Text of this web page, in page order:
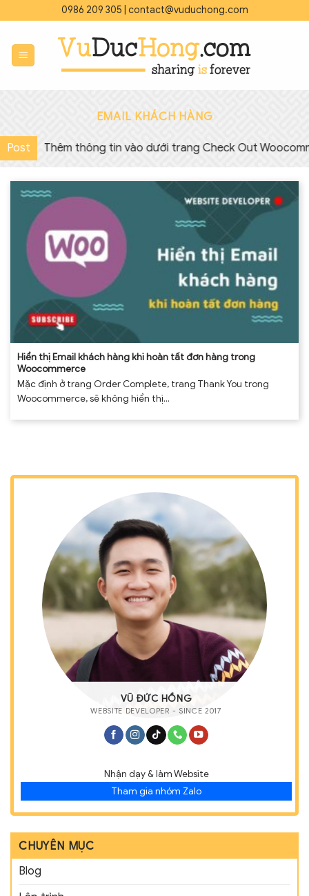
qua
nội
dung
0986 209 305 contact@vuduchong.com
EMAIL KHÁCH HÀNG
Post
◇ Thêm thông tin vào dưới trang Check Out
Hiển thị Email khách hàng khi hoàn tất đơn hàng trong
Woocommerce
Mặc định ở trang Order Complete, trang Thank You trong
Woocommerce, sẽ không hiển thị...
VŨ ĐỨC HỒNG
WEBSITE DEVELOPER - SINCE 2017
Nhận dạy & làm Website
Tham gia nhóm Zalo
CHUYÊN MỤC
Blog